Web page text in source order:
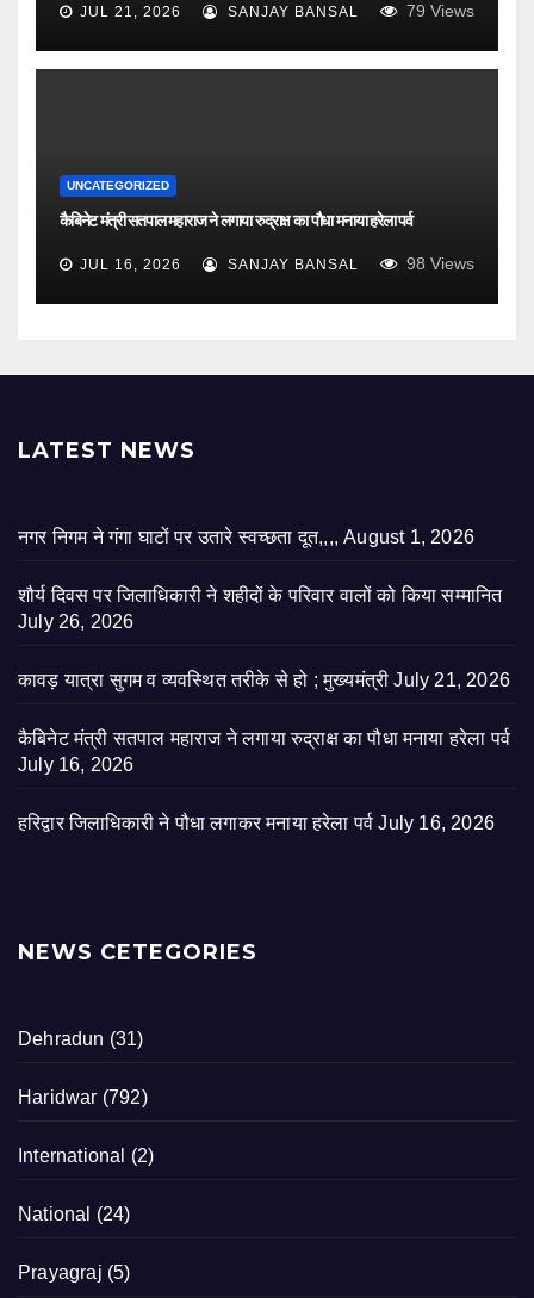
JUL 21, 2026 SANJAY BANSAL 79 Views
UNCATEGORIZED
कैबिनेट मंत्री सतपाल महाराज ने लगाया रुद्राक्ष का पौधा मनाया हरेला पर्व
JUL 16, 2026 SANJAY BANSAL 98 Views
LATEST NEWS
नगर निगम ने गंगा घाटों पर उतारे स्वच्छता दूत,,,, August 1, 2026
शौर्य दिवस पर जिलाधिकारी ने शहीदों के परिवार वालों को किया सम्मानित
July 26, 2026
कावड़ यात्रा सुगम व व्यवस्थित तरीके से हो ; मुख्यमंत्री July 21, 2026
कैबिनेट मंत्री सतपाल महाराज ने लगाया रुद्राक्ष का पौधा मनाया हरेला पर्व
July 16, 2026
हरिद्वार जिलाधिकारी ने पौधा लगाकर मनाया हरेला पर्व July 16, 2026
NEWS CETEGORIES
Dehradun (31)
Haridwar (792)
International (2)
National (24)
Prayagraj (5)